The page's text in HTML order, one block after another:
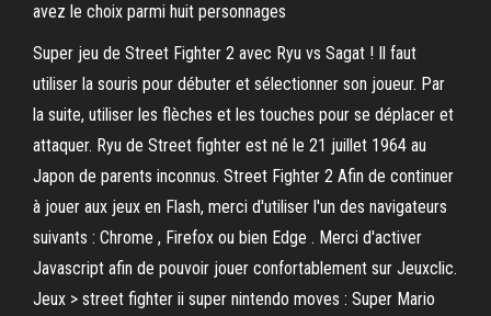
avez le choix parmi huit personnages
Super jeu de Street Fighter 2 avec Ryu vs Sagat ! Il faut
utiliser la souris pour débuter et sélectionner son joueur. Par
la suite, utiliser les flèches et les touches pour se déplacer et
attaquer. Ryu de Street fighter est né le 21 juillet 1964 au
Japon de parents inconnus. Street Fighter 2 Afin de continuer
à jouer aux jeux en Flash, merci d'utiliser l'un des navigateurs
suivants : Chrome , Firefox ou bien Edge . Merci d'activer
Javascript afin de pouvoir jouer confortablement sur Jeuxclic.
Jeux > street fighter ii super nintendo moves : Super Mario